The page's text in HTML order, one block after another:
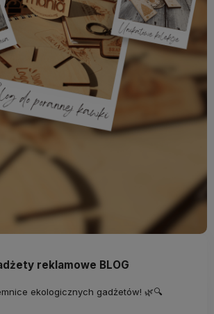
reklamowe BLOG
ekologicznych gadżetów! 🌿🔍